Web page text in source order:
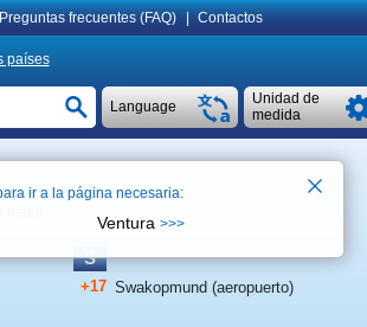
Preguntas frecuentes (FAQ) Contactos
países
Unidad de
medida
Language
S
+17 Swakopmund (aeropuerto)
ir a la página necesaria:
Ventura >>>